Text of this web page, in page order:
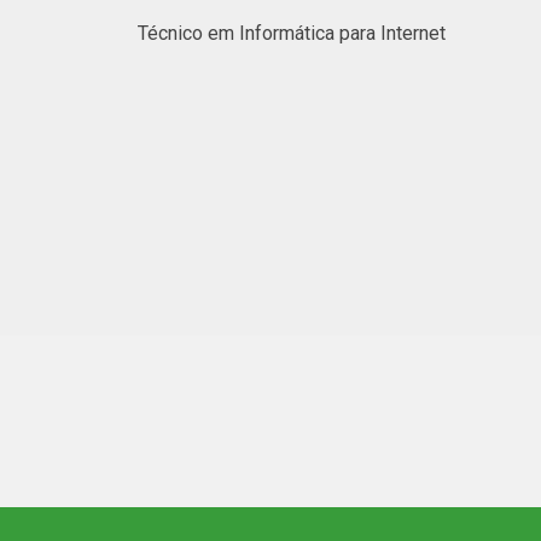
Técnico em Informática para Internet